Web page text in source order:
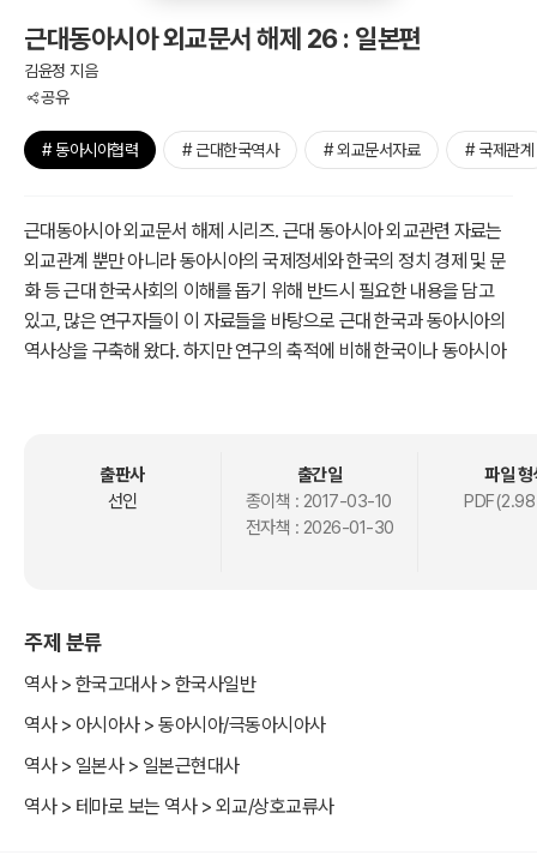
근대동아시아 외교문서 해제 26 : 일본편
김윤정 지음
공유
# 동아시아협력 # 근대한국역사 # 외교문서자료 # 국제관계
근대동아시아 외교문서 해제 시리즈. 근대 동아시아 외교관련 자료는
외교관계 뿐만 아니라 동아시아의 국제정세와 한국의 정치 경제 및 문
화 등 근대 한국사회의 이해를 돕기 위해 반드시 필요한 내용을 담고
있고, 많은 연구자들이 이 자료들을 바탕으로 근대 한국과 동아시아의
역사상을 구축해 왔다. 하지만 연구의 축적에 비해 한국이나 동아시아
성과 보편성은 역사연구의 기초가 되어야 함에도 불구하고 일국사적
자료수집과 역사서술만으로 여전히 현실적인 한계가 있었다. 따라서
동아시아 각국 자료를 체계적으로 수집 정리하고 텍스트화하여 자료
그래서 고려대 역사연구소와 동국대 대외교류연구원의 이 과제 수행
팀은 대상으로 삼는 19세기 후반에서 1910년에 이르는 시기의 러시
아, 중국, 일본의 각국 문서보관소의 수많은 한국관계 자료를 수집 정
리했다. 연구팀이 각국 현지에서 수집한 자료, 국내기관이나 개인 소장
자료 등 현재 한국에서 구할 수 있는 자료는 최대한 수집했다.
출판사
선인
출간일
종이책 : 2017-03-10
전자책 : 2026-01-30
파일 형
주제 분류
역사 > 한국고대사 > 한국사일반
역사 > 아시아사 > 동아시아/극동아시아사
역사 > 일본사 > 일본근현대사
역사 > 테마로 보는 역사 > 외교/상호교류사